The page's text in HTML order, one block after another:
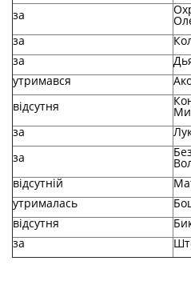
за
за
за
утримався
відсутня
за
за
відсутній
утрималась
відсутня
за